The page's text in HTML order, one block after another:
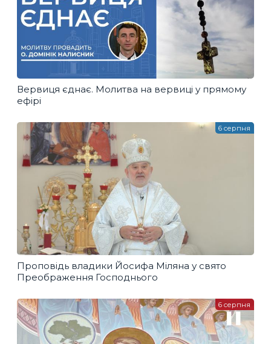
Вервиця єднає. Молитва на вервиці у прямому
ефірі
Проповідь владики Йосифа Міляна у свято
Преображення Господнього
6 серпня
6 серпня